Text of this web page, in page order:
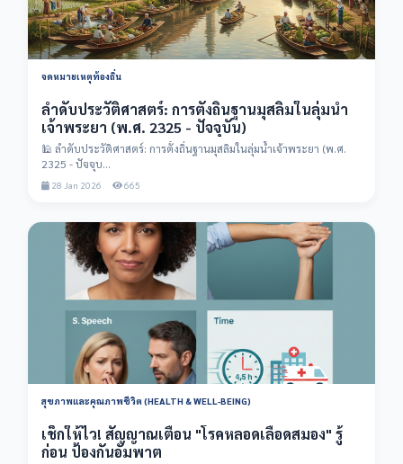
จดหมายเหตุท้องถิ่น
ลำดับประวัติศาสตร์: การตั้งถิ่นฐานมุสลิมในลุ่มน้ำ
เจ้าพระยา (พ.ศ. 2325 - ปัจจุบัน)
🕌 ลำดับประวัติศาสตร์: การตั้งถิ่นฐานมุสลิมในลุ่มน้ำเจ้าพระยา (พ.ศ.
2325 - ปัจจุบ...
28 Jan 2026 665
สุขภาพและคุณภาพชีวิต (HEALTH & WELL-BEING)
เช็กให้ไว! สัญญาณเตือน "โรคหลอดเลือดสมอง" รู้
ก่อน ป้องกันอัมพาต